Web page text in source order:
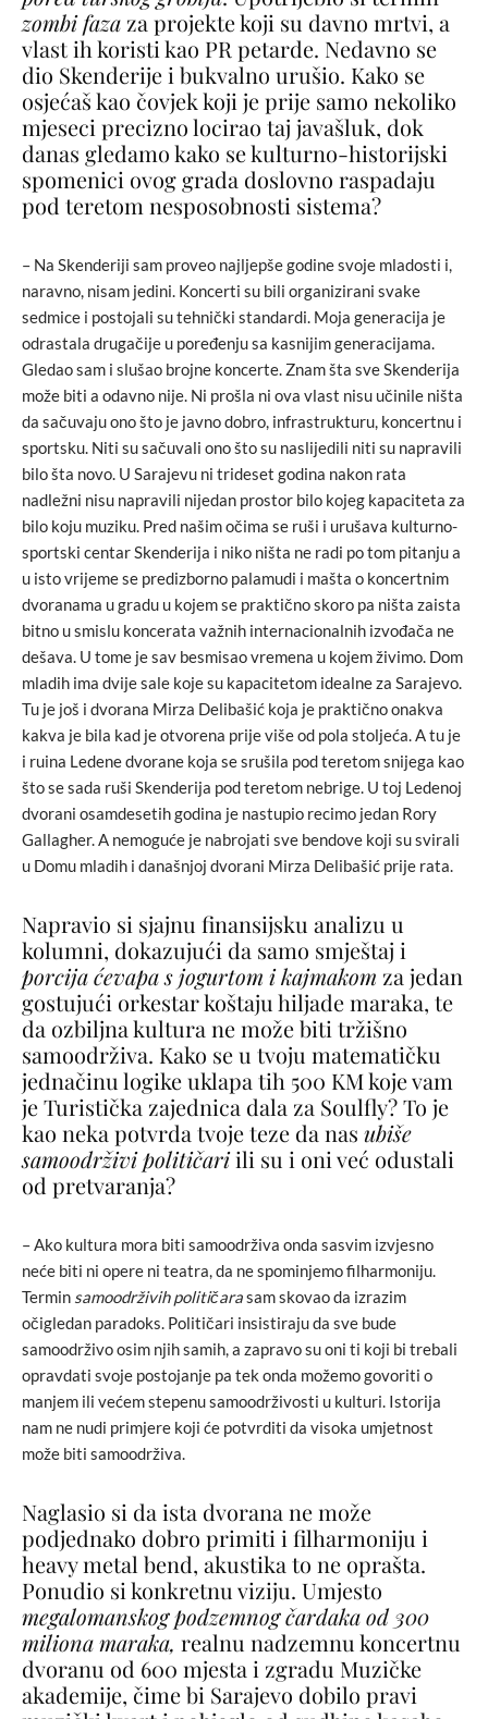
zombi faza za projekte koji su davno mrtvi, a
vlast ih koristi kao PR petarde. Nedavno se
dio Skenderije i bukvalno urušio. Kako se
osjećaš kao čovjek koji je prije samo nekoliko
mjeseci precizno locirao taj javašluk, dok
danas gledamo kako se kulturno-historijski
spomenici ovog grada doslovno raspadaju
pod teretom nesposobnosti sistema?
– Na Skenderiji sam proveo najljepše godine svoje mladosti i,
naravno, nisam jedini. Koncerti su bili organizirani svake
sedmice i postojali su tehnički standardi. Moja generacija je
odrastala drugačije u poređenju sa kasnijim generacijama.
Gledao sam i slušao brojne koncerte. Znam šta sve Skenderija
može biti a odavno nije. Ni prošla ni ova vlast nisu učinile ništa
da sačuvaju ono što je javno dobro, infrastrukturu, koncertnu i
sportsku. Niti su sačuvali ono što su naslijedili niti su napravili
bilo šta novo. U Sarajevu ni trideset godina nakon rata
nadležni nisu napravili nijedan prostor bilo kojeg kapaciteta za
bilo koju muziku. Pred našim očima se ruši i urušava kulturno-
sportski centar Skenderija i niko ništa ne radi po tom pitanju a
u isto vrijeme se predizborno palamudi i mašta o koncertnim
dvoranama u gradu u kojem se praktično skoro pa ništa zaista
bitno u smislu koncerata važnih internacionalnih izvođača ne
dešava. U tome je sav besmisao vremena u kojem živimo. Dom
mladih ima dvije sale koje su kapacitetom idealne za Sarajevo.
Tu je još i dvorana Mirza Delibašić koja je praktično onakva
kakva je bila kad je otvorena prije više od pola stoljeća. A tu je
i ruina Ledene dvorane koja se srušila pod teretom snijega kao
što se sada ruši Skenderija pod teretom nebrige. U toj Ledenoj
dvorani osamdesetih godina je nastupio recimo jedan Rory
Gallagher. A nemoguće je nabrojati sve bendove koji su svirali
u Domu mladih i današnjoj dvorani Mirza Delibašić prije rata.
Napravio si sjajnu finansijsku analizu u
kolumni, dokazujući da samo smještaj i
porcija ćevapa s jogurtom i kajmakom za jedan
gostujući orkestar koštaju hiljade maraka, te
da ozbiljna kultura ne može biti tržišno
samoodrživa. Kako se u tvoju matematičku
jednačinu logike uklapa tih 500 KM koje vam
je Turistička zajednica dala za Soulfly? To je
kao neka potvrda tvoje teze da nas ubiše
samoodrživi političariili su i oni već odustali
od pretvaranja?
– Ako kultura mora biti samoodrživa onda sasvim izvjesno
neće biti ni opere ni teatra, da ne spominjemo filharmoniju.
Termin samoodrživih političarasam skovao da izrazim
očigledan paradoks. Političari insistiraju da sve bude
samoodrživo osim njih samih, a zapravo su oni ti koji bi trebali
opravdati svoje postojanje pa tek onda možemo govoriti o
manjem ili većem stepenu samoodrživosti u kulturi. Istorija
nam ne nudi primjere koji će potvrditi da visoka umjetnost
može biti samoodrživa.
Naglasio si da ista dvorana ne može
podjednako dobro primiti i filharmoniju i
heavy metal bend, akustika to ne oprašta.
Ponudio si konkretnu viziju. Umjesto
megalomanskog podzemnog čardaka od 300
miliona maraka, realnu nadzemnu koncertnu
dvoranu od 600 mjesta i zgradu Muzičke
akademije, čime bi Sarajevo dobilo pravi